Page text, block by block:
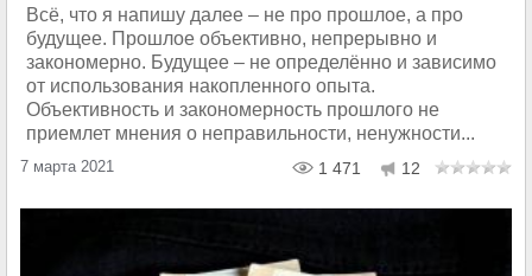
Всё, что я напишу далее – не про прошлое, а про
будущее. Прошлое объективно, непрерывно и
закономерно. Будущее – не определённо и зависимо
от использования накопленного опыта.
Объективность и закономерность прошлого не
приемлет мнения о неправильности, ненужности...
7 марта 2021 1 471 12